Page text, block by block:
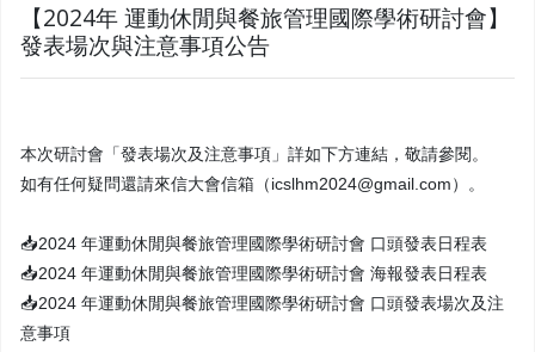
【2024年 運動休閒與餐旅管理國際學術研討會】
發表場次與注意事項公告
本次研討會「發表場次及注意事項」詳如下方連結，敬請參閱。
如有任何疑問還請來信大會信箱（icslhm2024@gmail.com）。
📥2024 年運動休閒與餐旅管理國際學術研討會 口頭發表日程表
📥2024 年運動休閒與餐旅管理國際學術研討會 海報發表日程表
📥2024 年運動休閒與餐旅管理國際學術研討會 口頭發表場次及注
意事項